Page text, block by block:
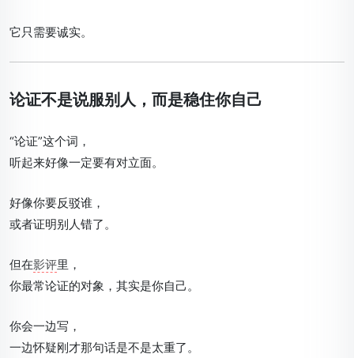
它只需要诚实。
论证不是说服别人，而是稳住你自己
“论证”这个词，
听起来好像一定要有对立面。
好像你要反驳谁，
或者证明别人错了。
但在影评里，
你最常论证的对象，其实是你自己。
你会一边写，
一边怀疑刚才那句话是不是太重了。